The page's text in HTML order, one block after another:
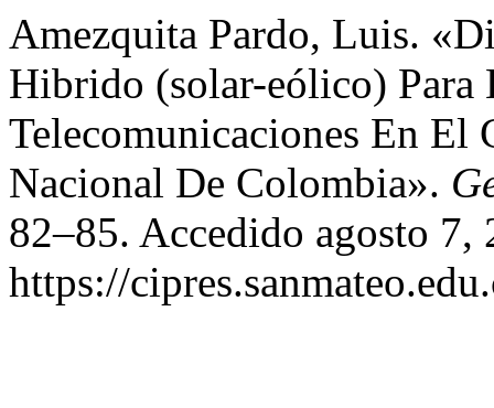
Amezquita Pardo, Luis.
Hibrido (solar-eólico) Para
Telecomunicaciones En El
Nacional De Colombia».
82–85. Accedido agosto 7,
https://